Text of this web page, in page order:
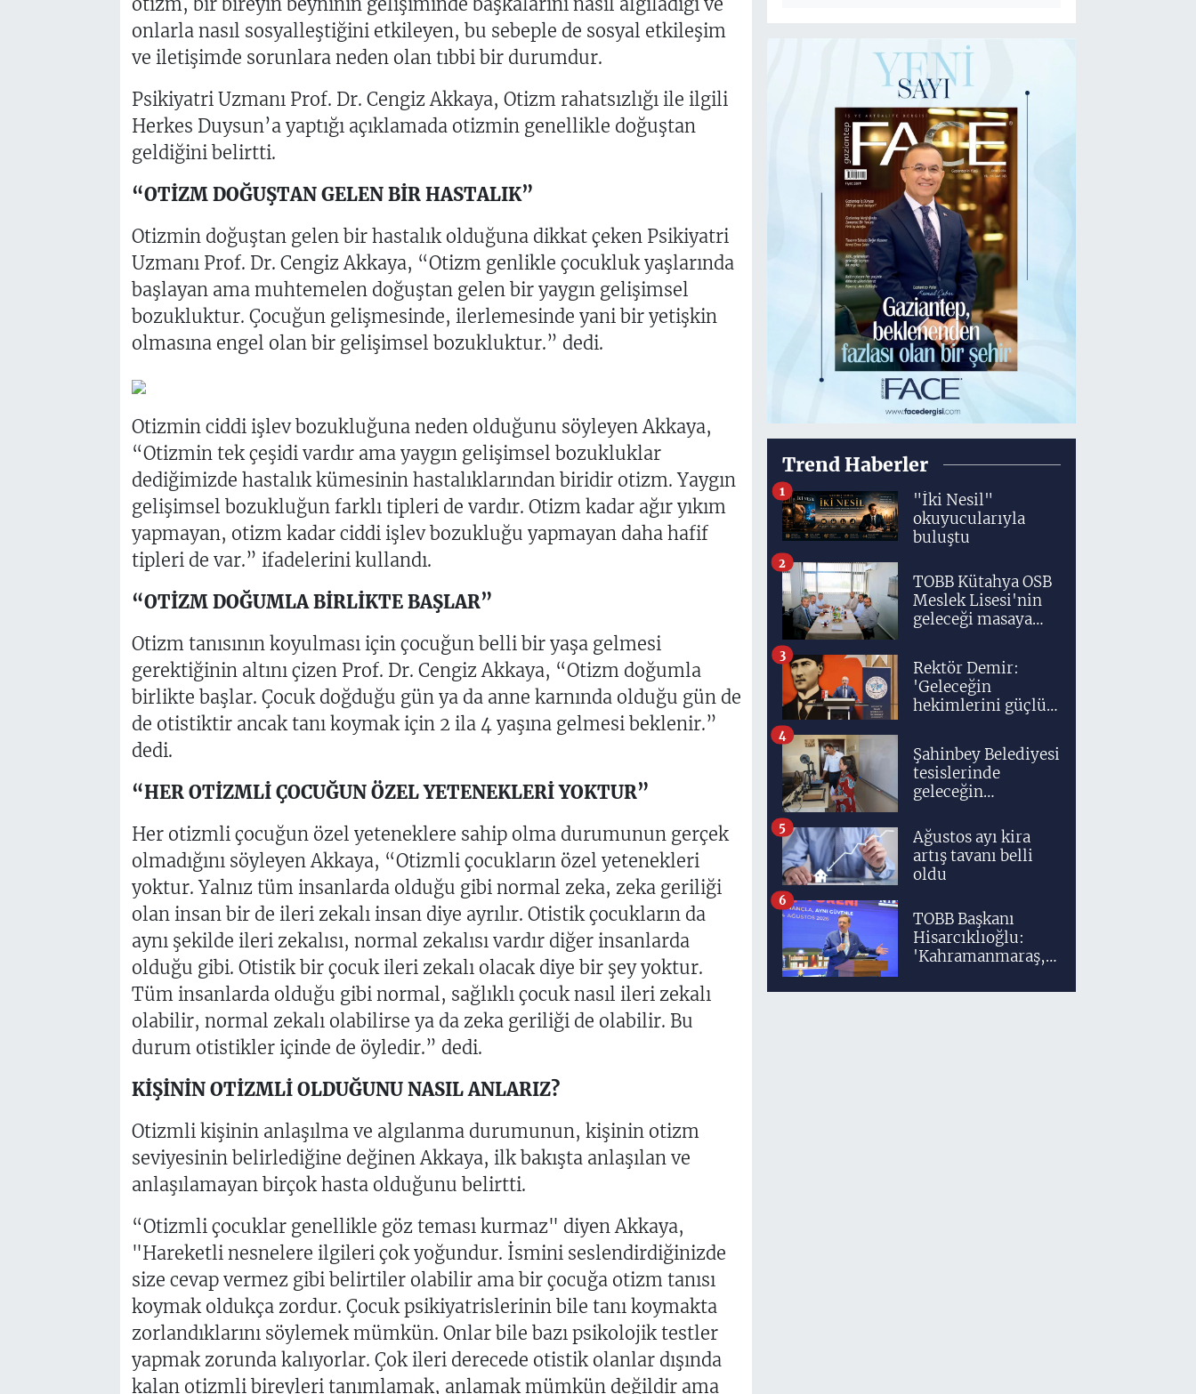
onlarla nasıl sosyalleştiğini etkileyen, bu sebeple de sosyal etkileşim
ve iletişimde sorunlara neden olan tıbbi bir durumdur.
Psikiyatri Uzmanı Prof. Dr. Cengiz Akkaya, Otizm rahatsızlığı ile ilgili
Herkes Duysun’a yaptığı açıklamada otizmin genellikle doğuştan
geldiğini belirtti.
“OTİZM DOĞUŞTAN GELEN BİR HASTALIK”
Otizmin doğuştan gelen bir hastalık olduğuna dikkat çeken Psikiyatri
Uzmanı Prof. Dr. Cengiz Akkaya, “Otizm genlikle çocukluk yaşlarında
başlayan ama muhtemelen doğuştan gelen bir yaygın gelişimsel
bozukluktur. Çocuğun gelişmesinde, ilerlemesinde yani bir yetişkin
olmasına engel olan bir gelişimsel bozukluktur.” dedi.
Otizmin ciddi işlev bozukluğuna neden olduğunu söyleyen Akkaya,
“Otizmin tek çeşidi vardır ama yaygın gelişimsel bozukluklar
dediğimizde hastalık kümesinin hastalıklarından biridir otizm. Yaygın
gelişimsel bozukluğun farklı tipleri de vardır. Otizm kadar ağır yıkım
yapmayan, otizm kadar ciddi işlev bozukluğu yapmayan daha hafif
tipleri de var.” ifadelerini kullandı.
“OTİZM DOĞUMLA BİRLİKTE BAŞLAR”
Otizm tanısının koyulması için çocuğun belli bir yaşa gelmesi
gerektiğinin altını çizen Prof. Dr. Cengiz Akkaya, “Otizm doğumla
birlikte başlar. Çocuk doğduğu gün ya da anne karnında olduğu gün de
de otistiktir ancak tanı koymak için 2 ila 4 yaşına gelmesi beklenir.”
dedi.
“HER OTİZMLİ ÇOCUĞUN ÖZEL YETENEKLERİ YOKTUR”
Her otizmli çocuğun özel yeteneklere sahip olma durumunun gerçek
olmadığını söyleyen Akkaya, “Otizmli çocukların özel yetenekleri
yoktur. Yalnız tüm insanlarda olduğu gibi normal zeka, zeka geriliği
olan insan bir de ileri zekalı insan diye ayrılır. Otistik çocukların da
aynı şekilde ileri zekalısı, normal zekalısı vardır diğer insanlarda
olduğu gibi. Otistik bir çocuk ileri zekalı olacak diye bir şey yoktur.
Tüm insanlarda olduğu gibi normal, sağlıklı çocuk nasıl ileri zekalı
olabilir, normal zekalı olabilirse ya da zeka geriliği de olabilir. Bu
durum otistikler içinde de öyledir.” dedi.
KİŞİNİN OTİZMLİ OLDUĞUNU NASIL ANLARIZ?
Otizmli kişinin anlaşılma ve algılanma durumunun, kişinin otizm
seviyesinin belirlediğine değinen Akkaya, ilk bakışta anlaşılan ve
anlaşılamayan birçok hasta olduğunu belirtti.
“Otizmli çocuklar genellikle göz teması kurmaz" diyen Akkaya,
"Hareketli nesnelere ilgileri çok yoğundur. İsmini seslendirdiğinizde
size cevap vermez gibi belirtiler olabilir ama bir çocuğa otizm tanısı
koymak oldukça zordur. Çocuk psikiyatrislerinin bile tanı koymakta
zorlandıklarını söylemek mümkün. Onlar bile bazı psikolojik testler
yapmak zorunda kalıyorlar. Çok ileri derecede otistik olanlar dışında
kalan otizmli bireyleri tanımlamak, anlamak mümkün değildir ama
Trend Haberler
"İki Nesil"
okuyucularıyla
buluştu
1
TOBB Kütahya OSB
Meslek Lisesi'nin
geleceği masaya
2
Rektör Demir:
'Geleceğin
hekimlerini güçlü
klinik altyapıyla
yetiştiriyoruz'
3
Şahinbey Belediyesi
tesislerinde
geleceğin
teknolojiyle
yetişiyor
4
Ağustos ayı kira
artış tavanı belli
oldu
5
TOBB Başkanı
Hisarcıklıoğlu:
'Kahramanmaraş,
Türkiye
6